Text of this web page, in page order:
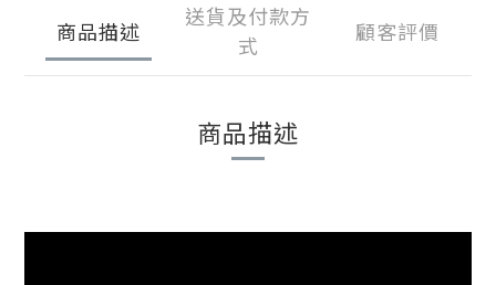
商品描述
送貨及付款方
式
顧客評價
商品描述